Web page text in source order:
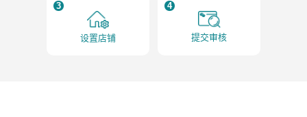
3
设置店铺
4
提交审核